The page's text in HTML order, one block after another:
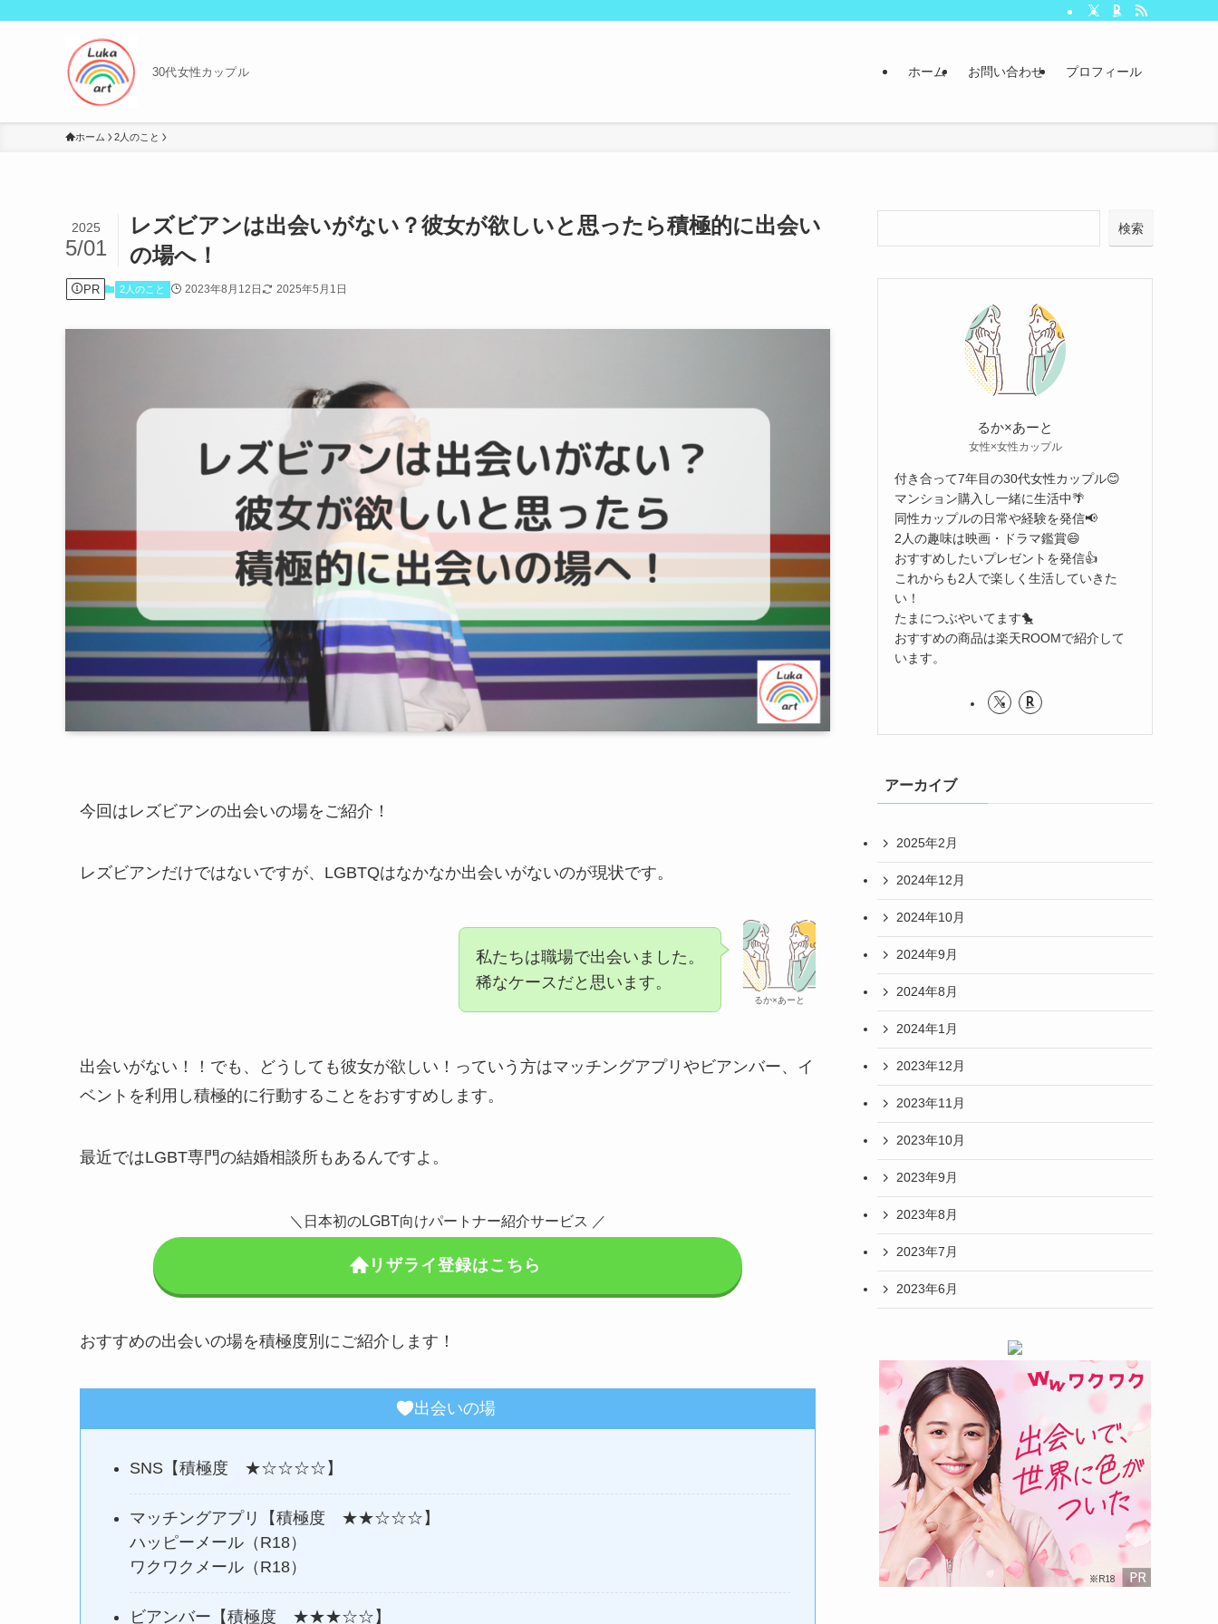
30代女性カップル ホーム お問い合わせ プロフィール
ホーム 2人のこと
レズビアンは出会いがない？彼女が欲しいと思ったら積極的に出会い
の場へ！
2025
5/01
PR 2人のこと 2023年8月12日 2025年5月1日
今回はレズビアンの出会いの場をご紹介！
レズビアンだけではないですが、LGBTQはなかなか出会いがないのが現状です。
るか×あーと
私たちは職場で出会いました。
稀なケースだと思います。
出会いがない！！でも、どうしても彼女が欲しい！っていう方はマッチングアプリやビアンバー、イ
ベントを利用し積極的に行動することをおすすめします。
最近ではLGBT専門の結婚相談所もあるんですよ。
＼日本初のLGBT向けパートナー紹介サービス ／
リザライ登録はこちら
おすすめの出会いの場を積極度別にご紹介します！
出会いの場
SNS【積極度 ★☆☆☆☆】
マッチングアプリ【積極度 ★★☆☆☆】
ハッピーメール（R18）
ワクワクメール（R18）
ビアンバー【積極度 ★★★☆☆】
検索
るか×あーと
女性×女性カップル
付き合って7年目の30代女性カップル😊
マンション購入し一緒に生活中🌴
同性カップルの日常や経験を発信📢
2人の趣味は映画・ドラマ鑑賞😄
おすすめしたいプレゼントを発信👍
これからも2人で楽しく生活していきた
い！
たまにつぶやいてます🐤
おすすめの商品は楽天ROOMで紹介して
います。
アーカイブ
2025年2月
2024年12月
2024年10月
2024年9月
2024年8月
2024年1月
2023年12月
2023年11月
2023年10月
2023年9月
2023年8月
2023年7月
2023年6月